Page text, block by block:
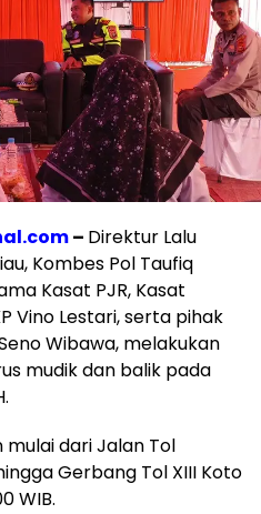
– Direktur Lalu
Kombes Pol Taufiq
Kasat PJR, Kasat
Vino Lestari, serta pihak
Wibawa, melakukan
mudik dan balik pada
mulai dari Jalan Tol
Gerbang Tol XIII Koto
WIB.